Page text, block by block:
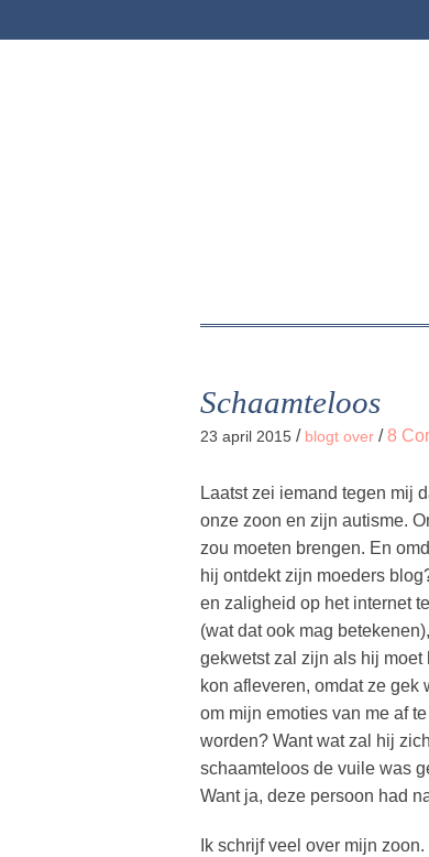
Schaamteloos
23 april 2015 / blogt over /8
Laatst zei iemand tegen mij
onze zoon en zijn autisme.
zou moeten brengen. En
hij ontdekt zijn moeders
en zaligheid op het internet
(wat dat ook mag
gekwetst zal zijn als hij moet
kon afleveren, omdat ze
om mijn emoties van me af
worden? Want wat zal hij
schaamteloos de vuile was
Want ja, deze persoon had
Ik schrijf veel over mijn